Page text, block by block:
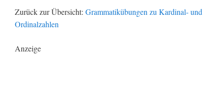
Zurück zur Übersicht: Grammatikübungen zu Kardinal- und
Ordinalzahlen
Anzeige